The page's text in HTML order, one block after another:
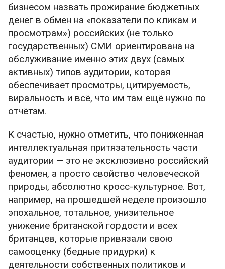
бизнесом назвать прожирание бюджетных
денег в обмен на «показатели по кликам и
просмотрам») российских (не только
государственных) СМИ ориентирована на
обслуживание именно этих двух (самых
активных) типов аудитории, которая
обеспечивает просмотры, цитируемость,
виральность и всё, что им там ещё нужно по
отчётам.
К счастью, нужно отметить, что пониженная
интеллектуальная притязательность части
аудитории — это не эксклюзивно российский
феномен, а просто свойство человеческой
природы, абсолютно кросс-культурное. Вот,
например, на прошедшей неделе произошло
эпохальное, тотальное, унизительное
унижение британской гордости и всех
британцев, которые привязали свою
самооценку (бедные придурки) к
деятельности собственных политиков и